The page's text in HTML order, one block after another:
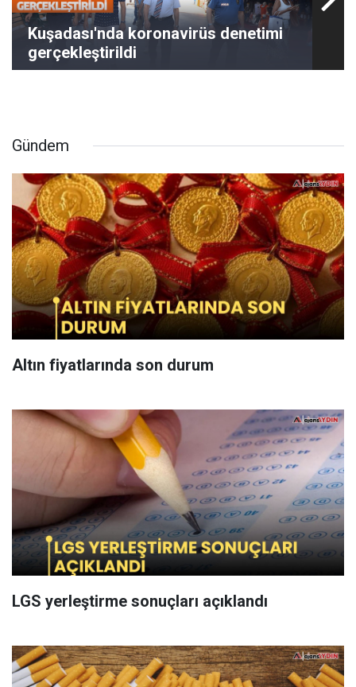
Kuşadası'nda koronavirüs denetimi
gerçekleştirildi
Gündem
Altın fiyatlarında son durum
LGS yerleştirme sonuçları açıklandı